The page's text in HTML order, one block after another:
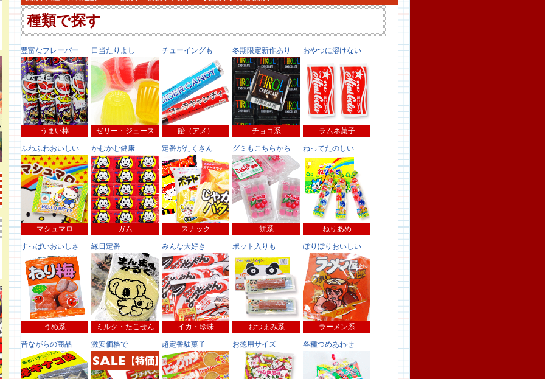
種類で探す
豊富なフレーバー
うまい棒
口当たりよし
ゼリー・ジュース
チューイングも
飴（アメ）
冬期限定新作あり
チョコ系
おやつに溶けない
ラムネ菓子
ふわふわおいしい
マシュマロ
かむかむ健康
ガム
定番がたくさん
スナック
グミもこちらから
餅系
ねってたのしい
ねりあめ
すっぱいおいしさ
うめ系
縁日定番
ミルク・たこせん
みんな大好き
イカ・珍味
ポット入りも
おつまみ系
ぽりぽりおいしい
ラーメン系
昔ながらの商品 激安価格で 超定番駄菓子 お徳用サイズ 各種つめあわせ